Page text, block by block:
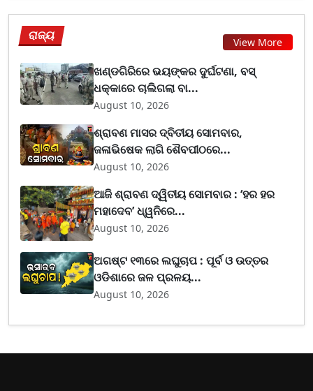
ରାଜ୍ୟ View More
ଖଣ୍ଡଗିରିରେ ଭୟଙ୍କର ଦୁର୍ଘଟଣା, ବସ୍
ଧକ୍କାରେ ଚାଲିଗଲା ବା...
August 10, 2026
ଶ୍ରାବଣ ମାସର ଦ୍ବିତୀୟ ସୋମବାର,
ଜଳାଭିଷେକ ଲାଗି ଶୈବପୀଠରେ...
August 10, 2026
ଆଜି ଶ୍ରାବଣ ଦ୍ୱିତୀୟ ସୋମବାର : ‘ହର ହର
ମହାଦେବ’ ଧ୍ୱନିରେ...
August 10, 2026
ଅଗଷ୍ଟ ୧୩ରେ ଲଘୁଚାପ : ପୂର୍ବ ଓ ଉତ୍ତର
ଓଡିଶାରେ ଜଳ ପ୍ରଳୟ...
August 10, 2026